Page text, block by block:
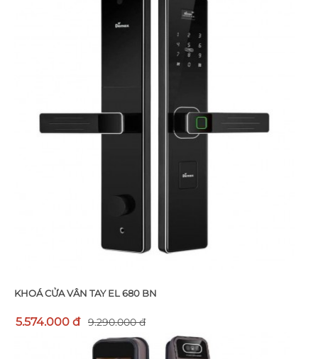
KHOÁ CỬA VÂN TAY EL 680 BN
5.574.000 đ 9.290.000 đ